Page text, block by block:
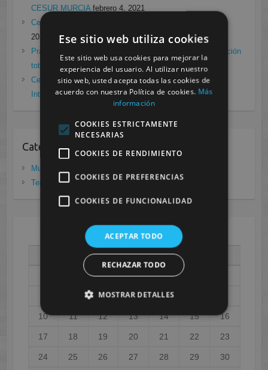
CESUR MURCIA febrero 4, 2021
Cesur Murcia en directo con Pedro G. Aguado.
2021
Prácticas de Radiología Simple en Cesur Murcia. Protección
total frente a Covid19
enero 26, 2021
Cesur Murcia: Premio Especial FP, XIII Congreso
Internacional Enfermedades raras noviembre 26, 2020
Categorias
Murcia
Tenerife (20)
AGOSTO 2026
X J V
5 6 7
10 11 12 13 14 15 16
17 18 19 20 21 22 23
24 25 26 27 28 29 30
Ese sitio web utiliza cookies
Este sitio web usa cookies para mejorar la
experiencia del usuario. Al utilizar nuestro
sitio web, usted acepta todas las cookies de
acuerdo con nuestra Política de cookies. Más
información
COOKIES ESTRICTAMENTE
NECESARIAS
COOKIES DE RENDIMIENTO
COOKIES DE PREFERENCIAS
COOKIES DE FUNCIONALIDAD
ACEPTAR TODO
RECHAZAR TODO
MOSTRAR DETALLES